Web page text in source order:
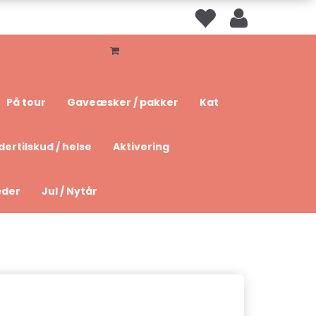
På tour Gaveæsker / pakker Kat
/ helse Aktivering
Jul / Nytår